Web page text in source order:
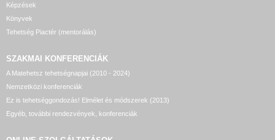
Képzések
Könyvek
Tehetség Piactér (mentorálás)
SZAKMAI KONFERENCIÁK
A Matehetsz tehetségnapjai (2010 - 2024)
Nemzetközi konferenciák
Ez is tehetséggondozás! Elmélet és módszerek (2013)
Egyéb, további rendezvények, konferenciák